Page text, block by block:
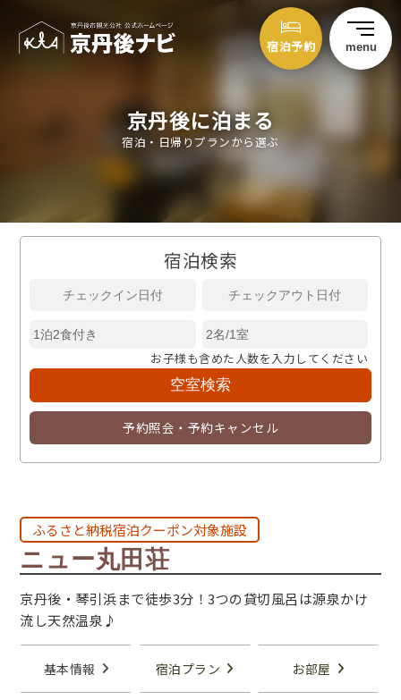
宿泊予約 menu
京丹後に泊まる
宿泊・日帰りプランから選ぶ
宿泊検索
お子様も含めた人数を入力してください
予約照会・予約キャンセル
ふるさと納税宿泊クーポン対象施設
ニュー丸田荘
京丹後・琴引浜まで徒歩3分！3つの貸切風呂は源泉かけ
流し天然温泉♪
基本情報 宿泊プラン お部屋